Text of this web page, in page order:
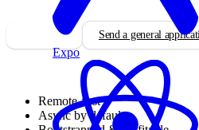
Expo
职位空缺 Send a general
Remote-first
Async by default